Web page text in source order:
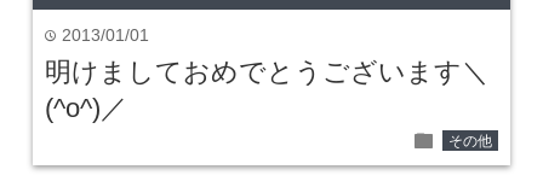
time 2013/01/01
明けましておめでとうございます＼
(^o^)／
folder その他